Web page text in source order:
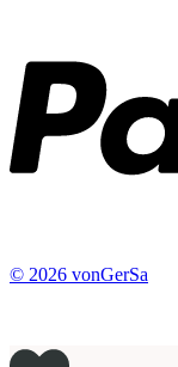
© 2026 vonGerSa